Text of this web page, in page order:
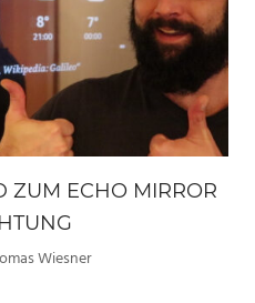
ZUM ECHO MIRROR
Wiesner